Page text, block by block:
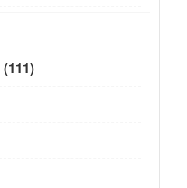
(111)